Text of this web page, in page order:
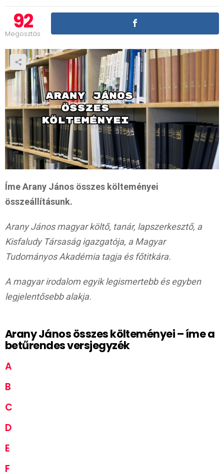
92
Megosztás
Íme Arany János összes költeményei
összeállításunk.
Arany János magyar költő, tanár, lapszerkesztő, a
Kisfaludy Társaság igazgatója, a Magyar
Tudományos Akadémia tagja és főtitkára.
A magyar irodalom egyik legismertebb és egyben
legjelentősebb alakja.
Arany János összes költeményei – íme a
betűrendes versjegyzék
A
B
C
D
E
F